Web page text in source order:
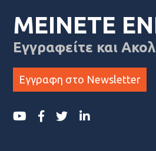
ΜΕΙΝΕΤΕ
Εγγραφείτε και
Εγγραφη στο Newsletter